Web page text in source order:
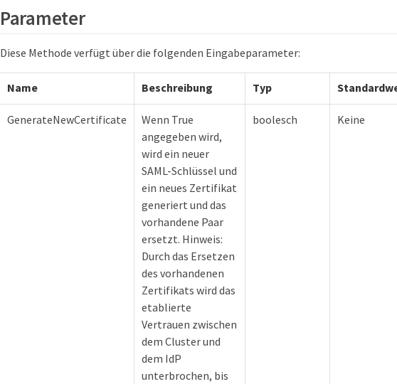
Parameter
Diese Methode verfügt über die folgenden Eingabeparameter:
Name Beschreibung Typ
GenerateNewCertificate
Wenn True
angegeben wird,
wird ein neuer
SAML-Schlüssel und
ein neues Zertifikat
generiert und das
vorhandene Paar
ersetzt. Hinweis:
Durch das Ersetzen
des vorhandenen
Zertifikats wird das
etablierte
Vertrauen zwischen
dem Cluster und
dem IdP
unterbrochen, bis
boolesch Keine